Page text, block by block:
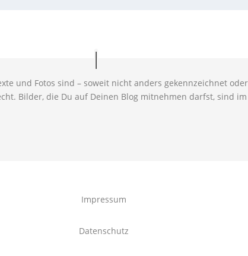
und Fotos sind – soweit nicht anders gekennzeichnet
Bilder, die Du auf Deinen Blog mitnehmen darfst, sind
Impressum
Datenschutz